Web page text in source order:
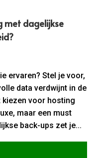
met dagelijkse
ervaren? Stel je voor,
data verdwijnt in de
voor hosting
maar een must
back-ups zet je...